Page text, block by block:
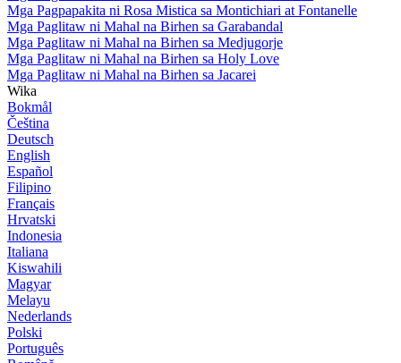
Mga Pagpapakita ni Rosa Mistica sa Montichiari at Fontanelle
Mga Paglitaw ni Mahal na Birhen sa Garabandal
Mga Paglitaw ni Mahal na Birhen sa Medjugorje
Mga Paglitaw ni Mahal na Birhen sa Holy Love
Mga Paglitaw ni Mahal na Birhen sa Jacarei
Wika
Bokmål
Čeština
Deutsch
English
Español
Filipino
Français
Hrvatski
Indonesia
Italiana
Kiswahili
Magyar
Melayu
Nederlands
Polski
Português